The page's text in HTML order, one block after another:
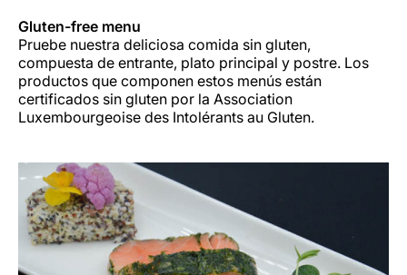
Gluten-free menu
Pruebe nuestra deliciosa comida sin gluten,
compuesta de entrante, plato principal y postre. Los
productos que componen estos menús están
certificados sin gluten por la Association
Luxembourgeoise des Intolérants au Gluten.